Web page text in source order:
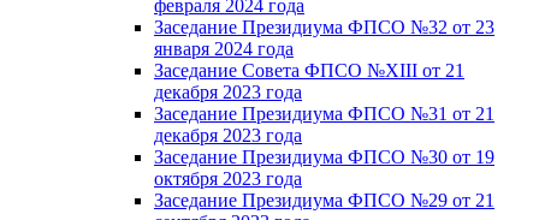
февраля 2024 года
Заседание Президиума ФПСО №32 от 23
января 2024 года
Заседание Совета ФПСО №XIII от 21
декабря 2023 года
Заседание Президиума ФПСО №31 от 21
декабря 2023 года
Заседание Президиума ФПСО №30 от 19
октября 2023 года
Заседание Президиума ФПСО №29 от 21